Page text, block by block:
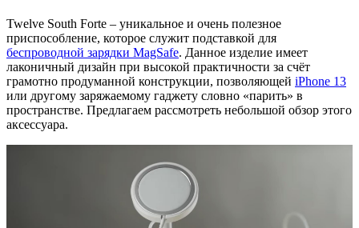
Twelve South Forte – уникальное и очень полезное
приспособление, которое служит подставкой для
беспроводной зарядки MagSafe. Данное изделие имеет
лаконичный дизайн при высокой практичности за счёт
грамотно продуманной конструкции, позволяющей iPhone 13
или другому заряжаемому гаджету словно «парить» в
пространстве. Предлагаем рассмотреть небольшой обзор этого
аксессуара.